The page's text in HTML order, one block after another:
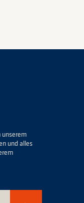
und alles